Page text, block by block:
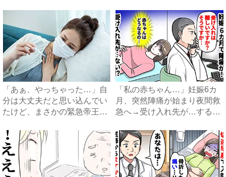
「あぁ、やっちゃった…」自
分は大丈夫だと思い込んでい
たけど、まさかの緊急帝王切
「私の赤ちゃん…」妊娠6カ
月、突然陣痛が始まり夜間救
急へ→受け入れ先が…すると